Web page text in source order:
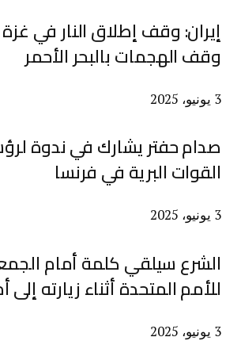
إيران: وقف إطلاق النار في
وقف الهجمات بالبحر الأحمر
3 يونيو، 2025
صدام حفتر يشارك في ندوة
القوات البرية في فرنسا
3 يونيو، 2025
الشرع سيلقي كلمة أمام
للأمم المتحدة أثناء زيارته إلى
3 يونيو، 2025